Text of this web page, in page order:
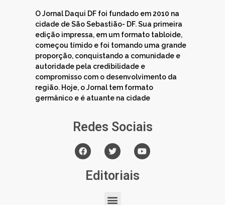
O Jornal Daqui DF foi fundado em 2010 na
cidade de São Sebastião- DF. Sua primeira
edição impressa, em um formato tabloide,
começou tímido e foi tomando uma grande
proporção, conquistando a comunidade e
autoridade pela credibilidade e
compromisso com o desenvolvimento da
região. Hoje, o Jornal tem formato
germânico e é atuante na cidade
Redes Sociais
Editoriais